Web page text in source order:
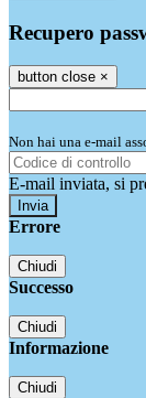
Recupero
button close ×
Non hai una e-mail
E-mail inviata, si
Errore
Chiudi
Successo
Chiudi
Informazione
Chiudi